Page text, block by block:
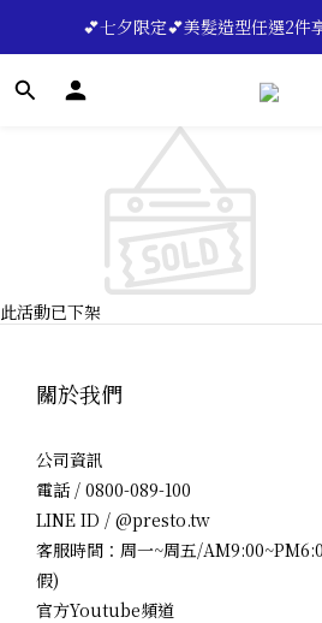
🔥💪My Superdad😍｜全館領
💕七夕限定💕美髮造型任選2
一分鐘登錄保固 | 買得安
🔥💪My Superdad😍｜全館領
此活動已下架
關於我們
公司資訊
電話 / 0800-089-100
LINE ID / @presto.tw
客服時間：周一~周五/
假)
官方Youtube頻道